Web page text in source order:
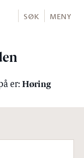
SØK MENY
er: Høring